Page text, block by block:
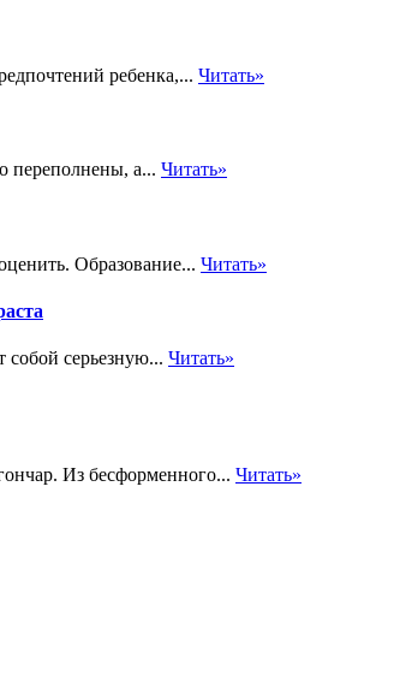
ребенка,... Читать»
переполнены, а... Читать»
Образование... Читать»
собой серьезную... Читать»
Из бесформенного... Читать»